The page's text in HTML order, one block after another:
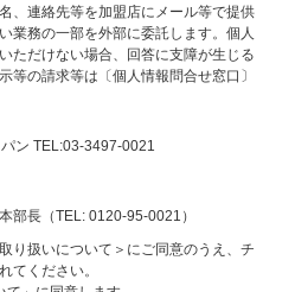
、連絡先等を加盟店にメール等で提供
業務の一部を外部に委託します。個人
ただけない場合、回答に支障が生じる
等の請求等は〔個人情報問合せ窓口〕
ン TEL:03-3497-0021
長（TEL: 0120-95-0021）
り扱いについて＞にご同意のうえ、チ
てください。